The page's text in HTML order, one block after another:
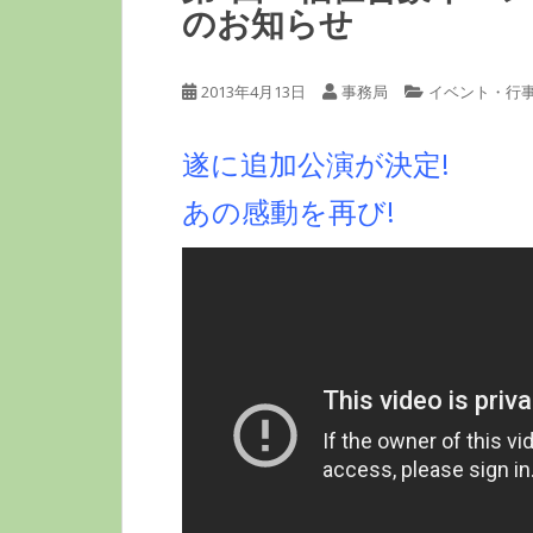
のお知らせ
2013年4月13日 事務局 イベント・行
遂に追加公演が決定!
あの感動を再び!